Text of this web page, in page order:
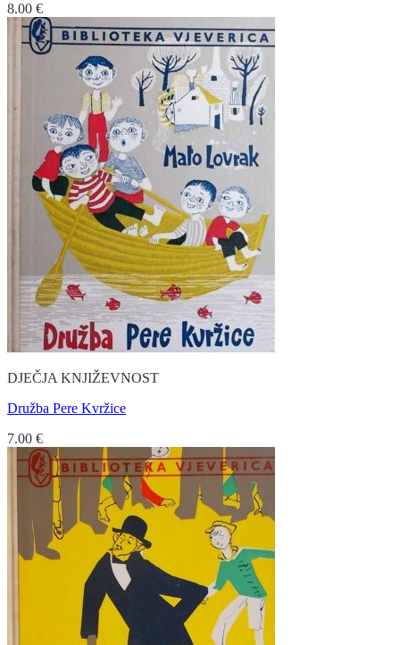
8.00 €
DJEČJA KNJIŽEVNOST
Družba Pere Kvržice
7.00 €